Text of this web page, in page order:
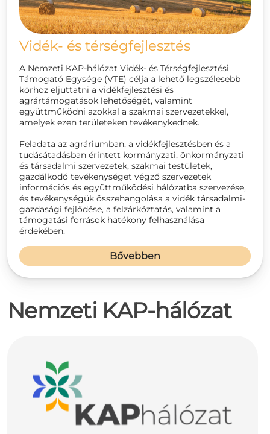
Vidék- és térségfejlesztés
A Nemzeti KAP-hálózat Vidék- és Térségfejlesztési
Támogató Egysége (VTE) célja a lehető legszélesebb
körhöz eljuttatni a vidékfejlesztési és
agrártámogatások lehetőségét, valamint
együttműködni azokkal a szakmai szervezetekkel,
amelyek ezen területeken tevékenykednek.
Feladata az agráriumban, a vidékfejlesztésben és a
tudásátadásban érintett kormányzati, önkormányzati
és társadalmi szervezetek, szakmai testületek,
gazdálkodó tevékenységet végző szervezetek
információs és együttműködési hálózatba szervezése,
és tevékenységük összehangolása a vidék társadalmi-
gazdasági fejlődése, a felzárkóztatás, valamint a
támogatási források hatékony felhasználása
érdekében.
Bővebben
Nemzeti KAP-hálózat